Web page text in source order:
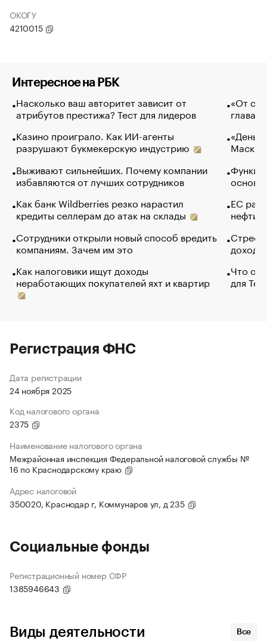
ОКОГУ
4210015
Интересное на РБК
Насколько ваш авторитет зависит от
атрибутов престижа? Тест для лидеров
Казино проиграло. Как ИИ-агенты
разрушают букмекерскую индустрию
Выживают сильнейших. Почему компании
избавляются от лучших сотрудников
Как банк Wildberries резко нарастил
кредиты селлерам до атак на склады
Сотрудники открыли новый способ вредить
компаниям. Зачем им это
Как налоговики ищут доходы
неработающих покупателей яхт и квартир
«От
глава
Маск в
основ
ЕС
нефти
Что
для
Регистрация ФНС
Дата регистрации
24 ноября 2025
Код налогового органа
2375
Наименование налогового органа
Межрайонная инспекция Федеральной налоговой службы №
16 по Краснодарскому краю
Адрес налоговой
350020, Краснодар г, Коммунаров ул, д 235
Социальные фонды
Регистрационный номер СФР
1385946643
Виды деятельности Все